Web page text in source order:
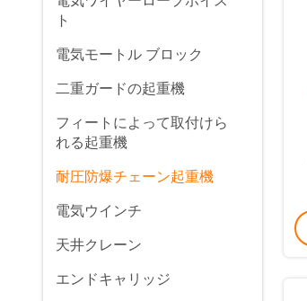
ト
電気モートル ブロック
二重ガードの起重機
フィートによって取付けら
れる起重機
耐圧防爆チェーン起重機
電気ウインチ
天井クレーン
エンドキャリッジ